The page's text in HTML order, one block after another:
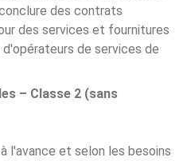
des contrats
des services et fournitures
de services de
– Classe 2 (sans
l'avance et selon les besoins